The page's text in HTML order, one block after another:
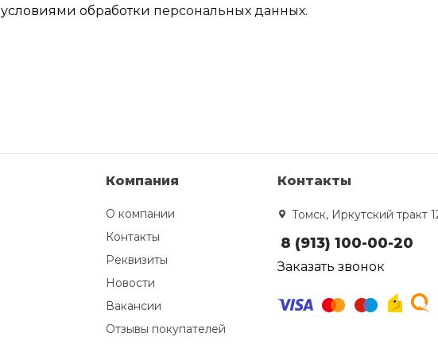
условиями обработки персональных данных.
Компания
О компании
Контакты
Реквизиты
Новости
Вакансии
Отзывы покупателей
Контакты
Томск, Иркутский тракт
8 (913) 100-00-20
Заказать звонок